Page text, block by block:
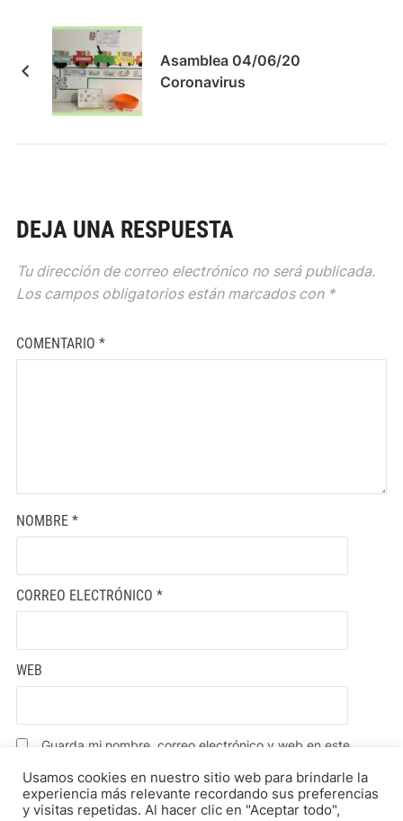
Asamblea 04/06/20
Coronavirus
DEJA UNA RESPUESTA
Tu dirección de correo electrónico no será publicada.
Los campos obligatorios están marcados con *
COMENTARIO *
NOMBRE *
CORREO ELECTRÓNICO *
WEB
Guarda mi nombre, correo electrónico y web en este
Usamos cookies en nuestro sitio web para brindarle la
experiencia más relevante recordando sus preferencias
y visitas repetidas. Al hacer clic en "Aceptar todo",